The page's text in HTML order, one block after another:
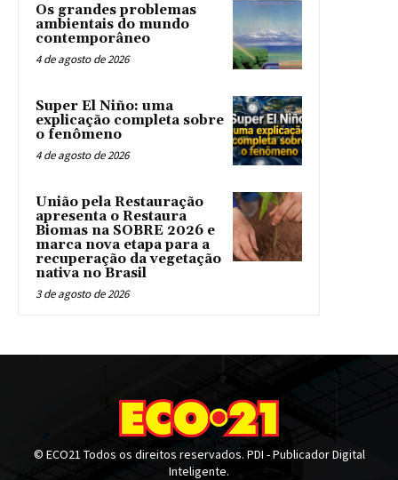
Os grandes problemas
ambientais do mundo
contemporâneo
4 de agosto de 2026
Super El Niño: uma
explicação completa sobre
o fenômeno
4 de agosto de 2026
União pela Restauração
apresenta o Restaura
Biomas na SOBRE 2026 e
marca nova etapa para a
recuperação da vegetação
nativa no Brasil
3 de agosto de 2026
© ECO21 Todos os direitos reservados. PDI - Publicador Digital
Inteligente.